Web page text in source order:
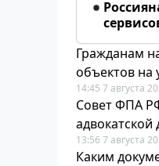
Гражданам
объектов на
14:45 7 августа
Совет ФПА
адвокатской
13:56 7 августа
Каким